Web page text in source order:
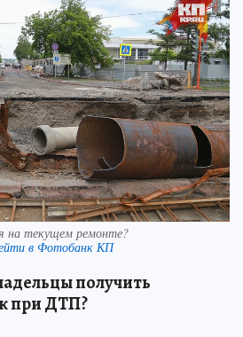
на текущем ремонте?
в Фотобанк КП
получить
при ДТП?